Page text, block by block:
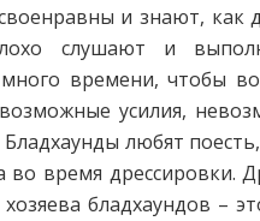
и знают, как
слушают и
времени, чтобы
усилия,
любят
во время дрессировки.
бладхаундов –